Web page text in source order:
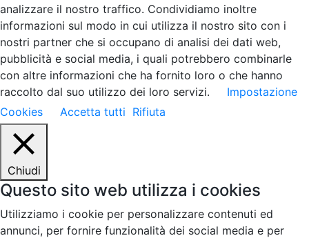
analizzare il nostro traffico. Condividiamo inoltre
informazioni sul modo in cui utilizza il nostro sito con i
nostri partner che si occupano di analisi dei dati web,
pubblicità e social media, i quali potrebbero combinarle
con altre informazioni che ha fornito loro o che hanno
raccolto dal suo utilizzo dei loro servizi.
Impostazione
Cookies
Accetta tutti Rifiuta
Chiudi
Questo sito web utilizza i cookies
Utilizziamo i cookie per personalizzare contenuti ed
annunci, per fornire funzionalità dei social media e per